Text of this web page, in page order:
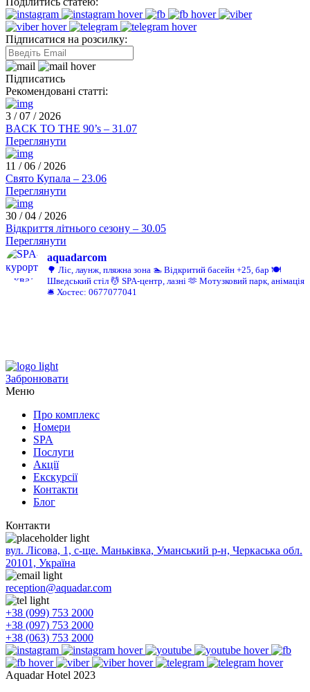
Підписатися на розсилку:
Підписатись
Рекомендовані статті:
3 / 07 / 2026
BACK TO THE 90’s – 31.07
Переглянути
11 / 06 / 2026
Свято Купала – 23.06
Переглянути
30 / 04 / 2026
Відкриття літнього сезону – 30.05
Переглянути
aquadarcom
🌳 Ліс, лаунж, пляжна зона 🏊 Відкритий басейн +25, бар 🍽️
Шведський стіл 💆 SPA-центр, лазні 🫶 Мотузковий парк, анімація
🛎️ Хостес: 0677077041
Забронювати
Меню
Про комплекс
Номери
SPA
Послуги
Акції
Екскурсії
Контакти
Блог
Контакти
вул. Лісова, 1, с-ще. Маньківка, Уманський р-н, Черкаська обл.
20101, Україна
reception@aquadar.com
+38 (099) 753 2000
+38 (097) 753 2000
+38 (063) 753 2000
Aquadar Hotel 2023